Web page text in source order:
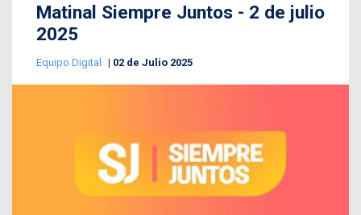
Matinal Siempre Juntos - 2 de julio
2025
Equipo Digital 02 de Julio 2025